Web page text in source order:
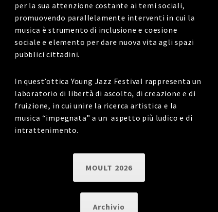
per la sua attenzione costante ai temi sociali,
promuovendo parallelamente interventi in cui la
musica è strumento di inclusione e coesione
sociale e elemento per dare nuova vita agli spazi
pubblici cittadini.
In quest’ottica Young Jazz Festival rappresenta un
laboratorio di libertà di ascolto, di creazione e di
fruizione, in cui unire la ricerca artistica e la
musica “impegnata” a un aspetto più ludico e di
intrattenimento.
MOULT 2026
Archivio